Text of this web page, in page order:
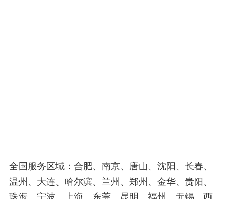
全国服务区域：合肥、南京、唐山、沈阳、长春、
温州、大连、哈尔滨、兰州、郑州、金华、贵阳、
珠海、宁波、上海、东莞、昆明、福州、无锡、西